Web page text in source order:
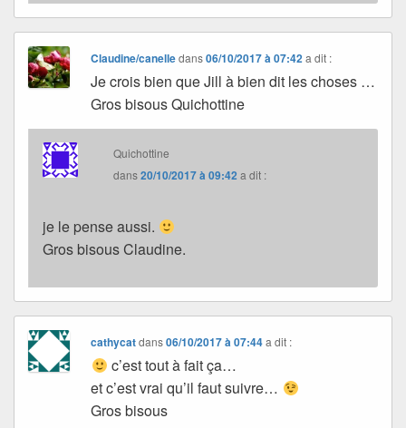
Claudine/canelledans06/10/2017 à 07:42 a dit :
Je crois bien que Jill à bien dit les choses …
Gros bisous Quichottine
Quichottine
dans20/10/2017 à 09:42 a dit :
je le pense aussi.
Gros bisous Claudine.
cathycatdans06/10/2017 à 07:44 a dit :
c’est tout à fait ça…
et c’est vrai qu’il faut suivre…
Gros bisous